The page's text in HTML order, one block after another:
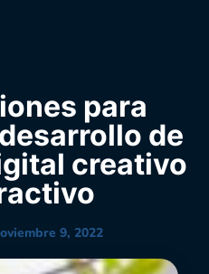
para
de
creativo
9, 2022